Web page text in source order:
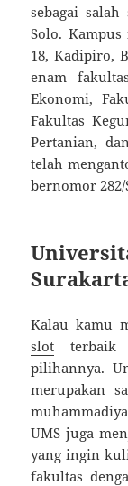
sebagai
Solo.
18, Kadipiro,
enam
Ekonomi,
Fakultas
Pertanian,
telah
bernomor 282/
Kalau kamu
slot terbaik
pilihannya.
merupakan
UMS juga
yang ingin
fakultas